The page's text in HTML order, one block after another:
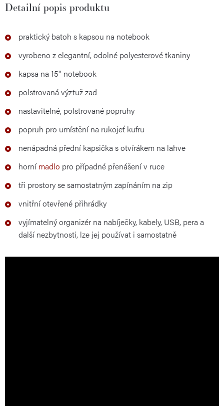
Detailní popis produktu
praktický batoh s kapsou na notebook
vyrobeno z elegantní, odolné polyesterové tkaniny
kapsa na 15'' notebook
polstrovaná výztuž zad
nastavitelné, polstrované popruhy
popruh pro umístění na rukojeť kufru
nenápadná přední kapsička s otvírákem na lahve
hornímadlo pro případné přenášení v ruce
tři prostory se samostatným zapínáním na zip
vnitřní otevřené přihrádky
vyjímatelný organizér na nabíječky, kabely, USB, pera a
další nezbytnosti, lze jej používat i samostatně